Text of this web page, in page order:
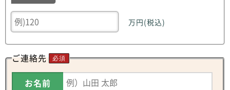
万円(税込)
ご連絡先 必須
お名前